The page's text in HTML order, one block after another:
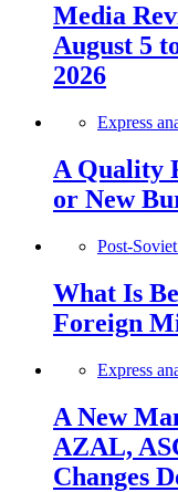
Media
August 5
2026
Express
A Quality
or New
Post-
What Is
Foreign
Express
A New
AZAL,
Changes